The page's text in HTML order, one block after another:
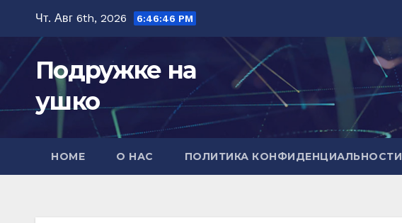
содержимому
Чт. Авг 6th, 2026 6:46:47 PM
Подружке на
ушко
HOME О НАС ПОЛИТИКА КОНФИДЕНЦИАЛЬНОСТИ